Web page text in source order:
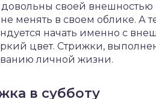
довольны своей
менять в своем облике. А
начать именно с
цвет. Стрижки,
личной жизни.
в субботу